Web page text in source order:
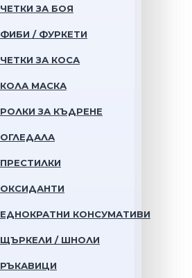
ЧЕТКИ ЗА БОЯ
ФИБИ / ФУРКЕТИ
ЧЕТКИ ЗА КОСА
КОЛА МАСКА
РОЛКИ ЗА КЪДРЕНЕ
ОГЛЕДАЛА
ПРЕСТИЛКИ
ОКСИДАНТИ
ЕДНОКРАТНИ КОНСУМАТИВИ
ЩЪРКЕЛИ / ШНОЛИ
РЪКАВИЦИ